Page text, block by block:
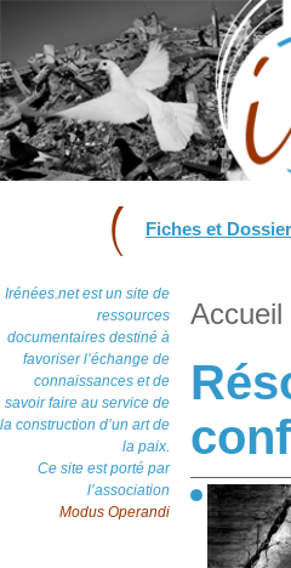
Fiches et
Irénées.net est un site de
ressources
documentaires destiné à
favoriser l’échange de
connaissances et de
savoir faire au service de
la construction d’un art de
la paix.
Ce site est porté par
l’association
Modus Operandi
Accueil